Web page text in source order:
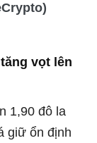
vọt lên
1,90 đô la
giữ ổn định